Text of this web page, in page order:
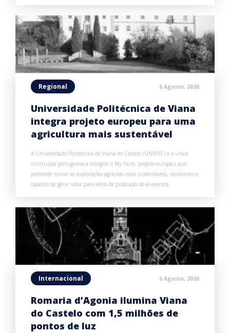
Regional 6 Agosto, 2026
Universidade Politécnica de Viana
integra projeto europeu para uma
agricultura mais sustentável
A Universidade Politécnica de Viana do Castelo (UNIPVC) é a única
instituição portuguesa a integrar o My Farm, projeto europeu que
pretende tornar as explorações agrícolas mais sustentáveis, resilientes e
capazes de gerar valor para além da produção de alimentos.
Internacional 6 Agosto, 2026
Romaria d’Agonia ilumina Viana
do Castelo com 1,5 milhões de
pontos de luz